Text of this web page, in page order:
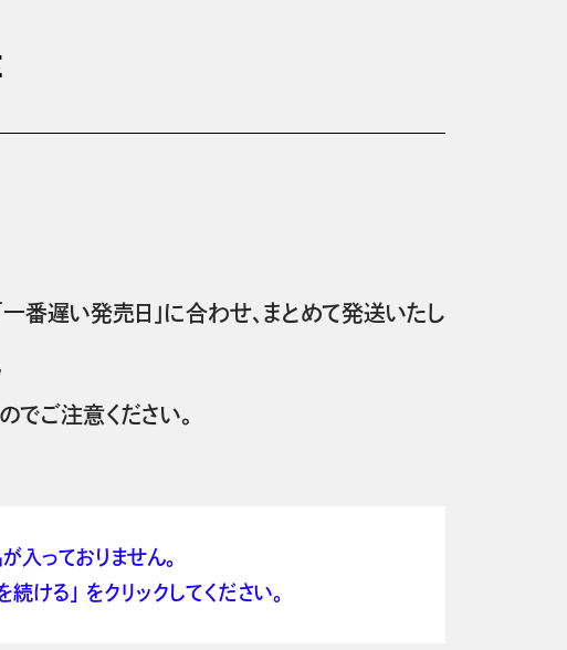
番遅い発売日」に合わせ、まとめて発送いたし
ご注意ください。
入っておりません。
ける」 をクリックしてください。